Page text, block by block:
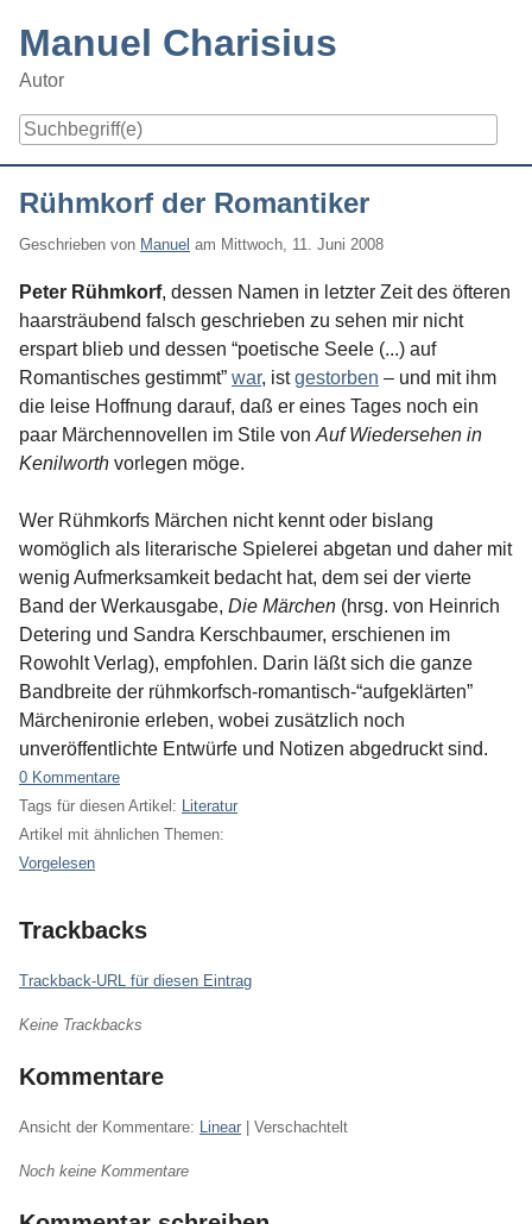
content
Manuel Charisius
Autor
Rühmkorf der Romantiker
Geschrieben von Manuel am Mittwoch, 11. Juni 2008
Peter Rühmkorf, dessen Namen in letzter Zeit des öfteren
haarsträubend falsch geschrieben zu sehen mir nicht
erspart blieb und dessen “poetische Seele (...) auf
Romantisches gestimmt” war, istgestorben – und mit ihm
die leise Hoffnung darauf, daß er eines Tages noch ein
paar Märchennovellen im Stile von Auf Wiedersehen in
Kenilworth vorlegen möge.
Wer Rühmkorfs Märchen nicht kennt oder bislang
womöglich als literarische Spielerei abgetan und daher mit
wenig Aufmerksamkeit bedacht hat, dem sei der vierte
Band der Werkausgabe, Die Märchen (hrsg. von Heinrich
Detering und Sandra Kerschbaumer, erschienen im
Rowohlt Verlag), empfohlen. Darin läßt sich die ganze
Bandbreite der rühmkorfsch-romantisch-“aufgeklärten”
Märchenironie erleben, wobei zusätzlich noch
unveröffentlichte Entwürfe und Notizen abgedruckt sind.
0 Kommentare
Tags für diesen Artikel:
Literatur
Artikel mit ähnlichen Themen:
Vorgelesen
Trackbacks
Trackback-URL für diesen Eintrag
Keine Trackbacks
Kommentare
Ansicht der Kommentare: Linear | Verschachtelt
Noch keine Kommentare